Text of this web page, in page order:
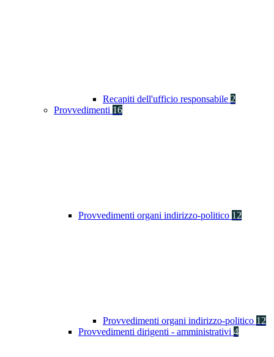
Recapiti dell'ufficio responsabile 2
Provvedimenti 16
Provvedimenti organi indirizzo-politico 12
Provvedimenti organi indirizzo-politico 12
Provvedimenti dirigenti - amministrativi 4